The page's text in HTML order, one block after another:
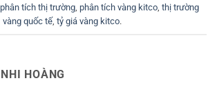
phân tích thị trường, phân tích vàng kitco, thị trường
vàng quốc tế, tỷ giá vàng kitco.
NHI HOÀNG